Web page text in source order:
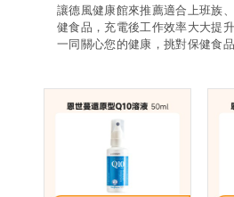
讓德風健康館來推薦適合上班族
健食品，充電後工作效率大大提升
一同關心您的健康，挑對保健食
適用族群
嚴選好物
優質品牌
德風消息
所有訊息